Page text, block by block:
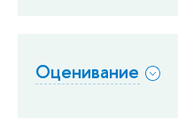
Оценивание